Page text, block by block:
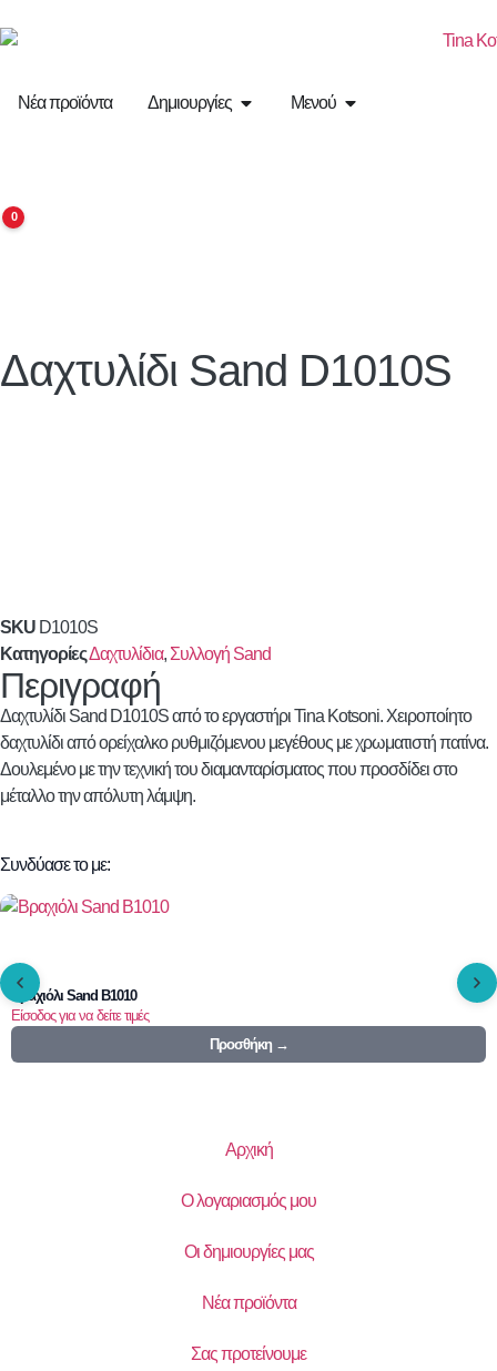
Νέα προϊόντα Δημιουργίες Μενού
0
Δαχτυλίδι Sand D1010S
SKU D1010S
ΚατηγορίεςΔαχτυλίδια, Συλλογή Sand
Περιγραφή
Δαχτυλίδι Sand D1010S από το εργαστήρι Tina Kotsoni. Χειροποίητο
δαχτυλίδι από ορείχαλκο ρυθμιζόμενου μεγέθους με χρωματιστή πατίνα.
Δουλεμένο με την τεχνική του διαμανταρίσματος που προσδίδει στο
μέταλλο την απόλυτη λάμψη.
Συνδύασε το με:
Βραχιόλι Sand B1010
Είσοδος για να δείτε τιμές
Προσθήκη →
Αρχική
Ο λογαριασμός μου
Οι δημιουργίες μας
Νέα προϊόντα
Σας προτείνουμε